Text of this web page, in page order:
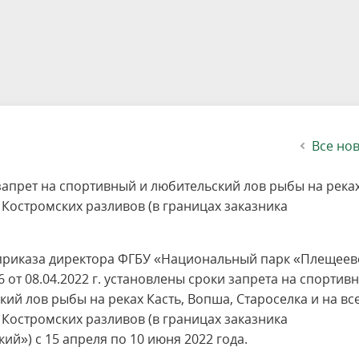
на озере Зоны для парусного спорта
Интерактивная карта
Все
на спортивный и любительский лов рыбы на
разливов (в границах заказника
директора ФГБУ «Национальный парк
08.04.2022 г. установлены сроки запрета на
лов рыбы на реках Касть, Вопша, Староселка и на
разливов (в границах заказника
с 15 апреля по 10 июня 2022 года.